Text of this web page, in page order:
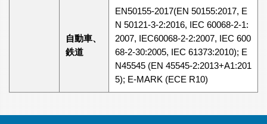
自動車、
鉄道
EN50155-2017(EN 50155:2017, E
N 50121-3-2:2016, IEC 60068-2-1:
2007, IEC60068-2-2:2007, IEC 600
68-2-30:2005, IEC 61373:2010); E
N45545 (EN 45545-2:2013+A1:201
5); E-MARK (ECE R10)